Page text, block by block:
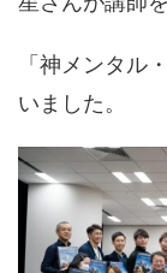
「神メンタル
いました。